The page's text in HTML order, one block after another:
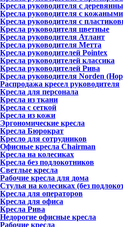
Кресла руководителя с
Кресла руководителя с
Кресла руководителя с
Кресла руководителя цветные
Кресла руководителя Атлант
Кресла рyководителя Метта
Кресла руководителей Pointex
Кресла руководителей классика
Кресла руководителей Рива
Кресла руководителя Norden
Распродажа кресел руководителя
Кресла для персонала
Кресла из ткани
Кресла с сеткой
Кресла из кожи
Эргономические кресла
Кресла Бюрократ
Кресло для сотрудников
Офисные кресла Chairman
Кресла на колесиках
Кресла без подлокотников
Светлые кресла
Рабочие кресла для дома
Стулья на колесиках (без
Кресла для операторов
Кресла для офиса
Кресла Рива
Недорогие офисные кресла
Рабочие кресла